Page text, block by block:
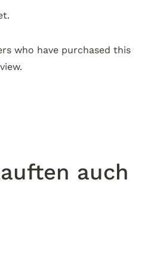
who have purchased this
auch